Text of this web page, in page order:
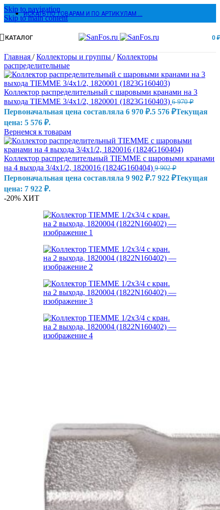
Skip to navigation
Skip to main content
ИСКАТЬ ПО ТОВАРАМ И ПО АРТИКУЛАМ …
КАТАЛОГ 0
Главная / Коллекторы и группы / Коллекторы
распределительные
Коллектор распределительный с шаровыми кранами на 3
выхода TIEMME 3/4х1/2, 1820001 (1823G160403) 6 970₽
Первоначальная цена составляла 6 970 ₽.5 576 ₽Текущая
цена: 5 576 ₽.
Вернемся к товарам
Коллектор распределительный TIEMME с шаровыми кранами
на 4 выхода 3/4х1/2, 1820016 (1824G160404) 9 902₽
Первоначальная цена составляла 9 902 ₽.7 922 ₽Текущая
цена: 7 922 ₽.
-20% ХИТ